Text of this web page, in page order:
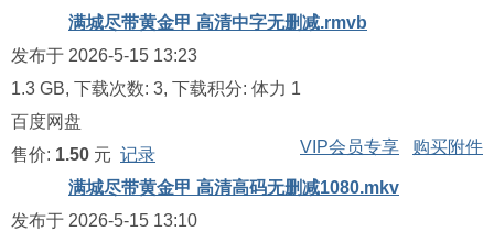
满城尽带黄金甲 高清中字无删减.rmvb
发布于 2026-5-15 13:23
1.3 GB, 下载次数: 3, 下载积分: 体力 1
百度网盘
售价: 1.50 元 记录 VIP会员专享 购买附件
满城尽带黄金甲 高清高码无删减1080.mkv
发布于 2026-5-15 13:10